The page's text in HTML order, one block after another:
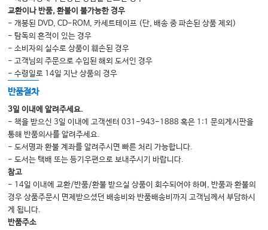
4 필수 지원 도구 및 기술
5 의학에서의 소셜 미디어
6 응급의료의 신기술과 응용
[부록 1] SCH 재난의학센터 응급실 행정 및 리더십 트레이닝 프로그램 강의
Chapter 5 대화록
Chapter 6. 품질과 서비스
1 환자경험: 생존 기술 접근
2 The A-Team TOOLKITTM
3 민원 관리
4 상호 책임감을 통한 퍼포먼스의 개선
5 환자 안전 및 에러 감소
[부록 1] SCH 재난의학센터 응급실 행정 및 리더십 트레이닝 프로그램 강의
교환이나 반품, 환불이 불가능한 경우
- 개봉된 DVD, CD-ROM, 카세트테이프 (단, 배송 중 파손된 상품 제외)
- 탐독의 흔적이 있는 경우
- 소비자의 실수로 상품이 훼손된 경우
- 고객님의 주문으로 수입된 해외 도서인 경우
- 수령일로 14일 지난 상품의 경우
반품절차
3일 이내에 알려주세요.
- 책을 받으신 3일 이내에 고객센터 031-943-1888 혹은 1:1 문의게시판을
통해 반품의사를 알려주세요.
- 도서명과 환불 계좌를 알려주시면 빠른 처리 가능합니다.
- 도서는 택배 또는 등기우편으로 보내주시기 바랍니다.
참고
- 14일 이내에 교환/반품/환불 받으실 상품이 회수되어야 하며, 반품과 환불의
경우 상품주문시 면제받으셨던 배송비와 반품배송비까지 고객님께서 부담하시
게 됩니다.
반품주소